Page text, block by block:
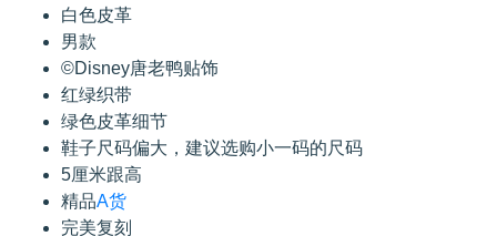
白色皮革
男款
©Disney唐老鸭贴饰
红绿织带
绿色皮革细节
鞋子尺码偏大，建议选购小一码的尺码
5厘米跟高
精品A货
完美复刻